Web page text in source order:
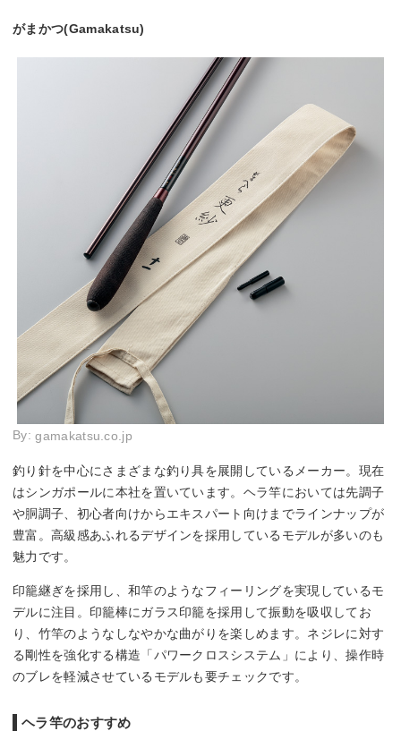
がまかつ(Gamakatsu)
By:gamakatsu.co.jp
釣り針を中心にさまざまな釣り具を展開しているメーカー。現在
はシンガポールに本社を置いています。ヘラ竿においては先調子
や胴調子、初心者向けからエキスパート向けまでラインナップが
豊富。高級感あふれるデザインを採用しているモデルが多いのも
魅力です。
印籠継ぎを採用し、和竿のようなフィーリングを実現しているモ
デルに注目。印籠棒にガラス印籠を採用して振動を吸収してお
り、竹竿のようなしなやかな曲がりを楽しめます。ネジレに対す
る剛性を強化する構造「パワークロスシステム」により、操作時
のブレを軽減させているモデルも要チェックです。
ヘラ竿のおすすめ